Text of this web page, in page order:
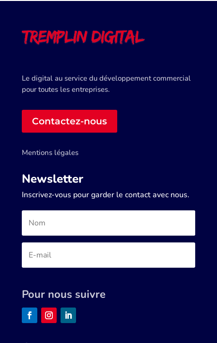
Le digital au service du développement commercial
pour toutes les entreprises.
Contactez-nous
Mentions légales
Newsletter
Inscrivez-vous pour garder le contact avec nous.
Pour nous suivre